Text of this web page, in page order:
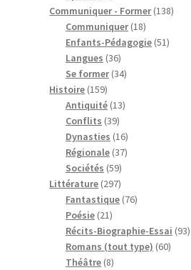
produits
Communiquer - Former 138138
Communiquer 1818
produits
Enfants-Pédagogie 5151
Langues 3636
produits
Se former 3434
Histoire 159159
produits
Antiquité 1313
Conflits 3939
produits
Dynasties 1616
produits
Régionale 3737
Sociétés 5959
produits
Littérature 297297
produits
Fantastique 7676
Poésie 2121
produits
Récits-Biographie-Essai 9393
Romans (tout type) 6060
Théâtre 88